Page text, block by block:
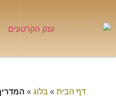
דף הבית » בלוג »